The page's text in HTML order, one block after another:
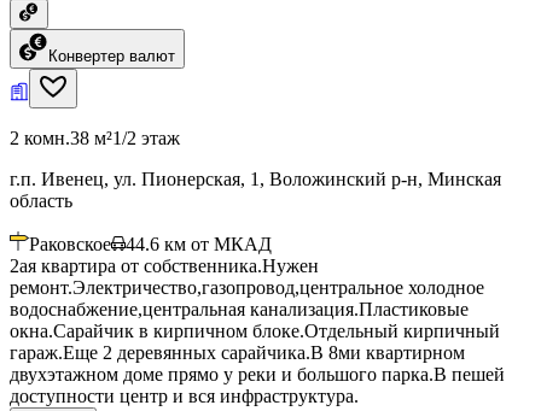
Конвертер валют
2 комн.38 м²1/2 этаж
г.п. Ивенец, ул. Пионерская, 1, Воложинский р-н, Минская
область
Раковское 44.6 км от МКАД
2ая квартира от собственника.Нужен
ремонт.Электричество,газопровод,центральное холодное
водоснабжение,центральная канализация.Пластиковые
окна.Сарайчик в кирпичном блоке.Отдельный кирпичный
гараж.Еще 2 деревянных сарайчика.В 8ми квартирном
двухэтажном доме прямо у реки и большого парка.В пешей
доступности центр и вся инфраструктура.